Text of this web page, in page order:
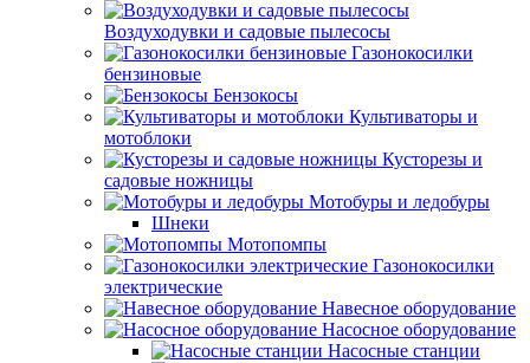
Воздуходувки и садовые пылесосы
Газонокосилки
бензиновые
Бензокосы
Культиваторы и
мотоблоки
Кусторезы и
садовые ножницы
Мотобуры и ледобуры
Шнеки
Мотопомпы
Газонокосилки
электрические
Навесное оборудование
Насосное оборудование
Насосные станции